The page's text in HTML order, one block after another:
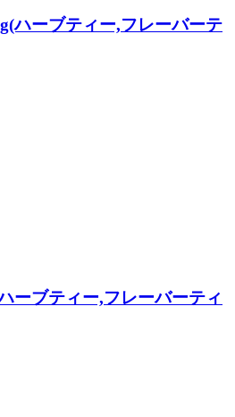
ハーブティー,フレーバーテ
ーブティー,フレーバーティ